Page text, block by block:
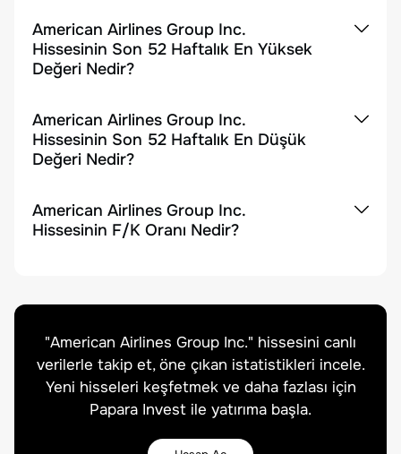
American Airlines Group Inc.
Hissesinin Son 52 Haftalık En Yüksek
Değeri Nedir?
American Airlines Group Inc.
Hissesinin Son 52 Haftalık En Düşük
Değeri Nedir?
American Airlines Group Inc.
Hissesinin F/K Oranı Nedir?
"American Airlines Group Inc." hissesini canlı
verilerle takip et, öne çıkan istatistikleri incele.
Yeni hisseleri keşfetmek ve daha fazlası için
Papara Invest ile yatırıma başla.